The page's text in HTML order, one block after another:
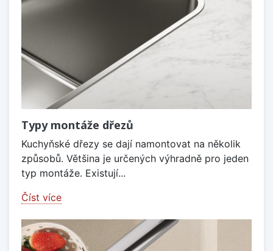
Typy montáže dřezů
Kuchyňské dřezy se dají namontovat na několik
způsobů. Většina je určených výhradně pro jeden
typ montáže. Existují...
Číst více